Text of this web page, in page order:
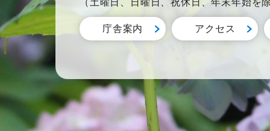
（土曜日、日曜日、祝休日、年末年始を
庁舎案内 アクセス